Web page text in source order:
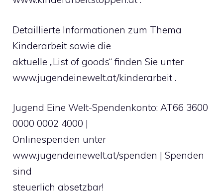
Detaillierte Informationen zum Thema
Kinderarbeit sowie die
aktuelle „List of goods“ finden Sie unter
www.jugendeinewelt.at/kinderarbeit .
Jugend Eine Welt-Spendenkonto: AT66 3600
0000 0002 4000 |
Onlinespenden unter
www.jugendeinewelt.at/spenden | Spenden
sind
steuerlich absetzbar!